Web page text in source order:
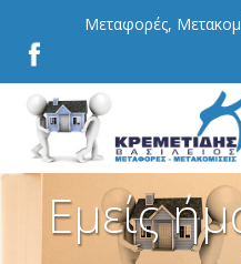
Μεταφορές,
Εμείς